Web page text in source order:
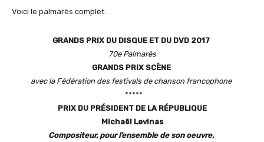
Voici le palmarès complet.
GRANDS PRIX DU DISQUE ET DU DVD 2017
70e Palmarès
GRANDS PRIX SCÈNE
avec la Fédération des festivals de chanson francophone
*****
PRIX DU PRÉSIDENT DE LA RÉPUBLIQUE
Michaël Levinas
Compositeur, pour l’ensemble de son oeuvre,